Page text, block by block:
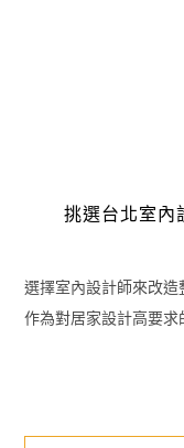
挑選台北室內
選擇室內設計師來改造
作為對居家設計高要